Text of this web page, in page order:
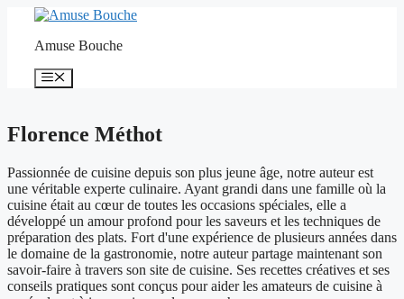
contenuAmuse Bouche
Menu
Florence Méthot
Passionnée de cuisine depuis son plus jeune âge, notre auteur est
une véritable experte culinaire. Ayant grandi dans une famille où la
cuisine était au cœur de toutes les occasions spéciales, elle a
développé un amour profond pour les saveurs et les techniques de
préparation des plats. Fort d'une expérience de plusieurs années dans
le domaine de la gastronomie, notre auteur partage maintenant son
savoir-faire à travers son site de cuisine. Ses recettes créatives et ses
conseils pratiques sont conçus pour aider les amateurs de cuisine à